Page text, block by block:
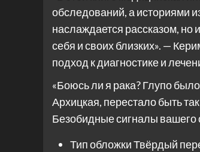
обследований, а историями
наслаждается рассказом,
себя и своих близких». —
подход к диагностике и
«Боюсь ли я рака? Глупо
Архицкая, перестало быть
Безобидные сигналы вашего
Тип обложкиТвёрдый